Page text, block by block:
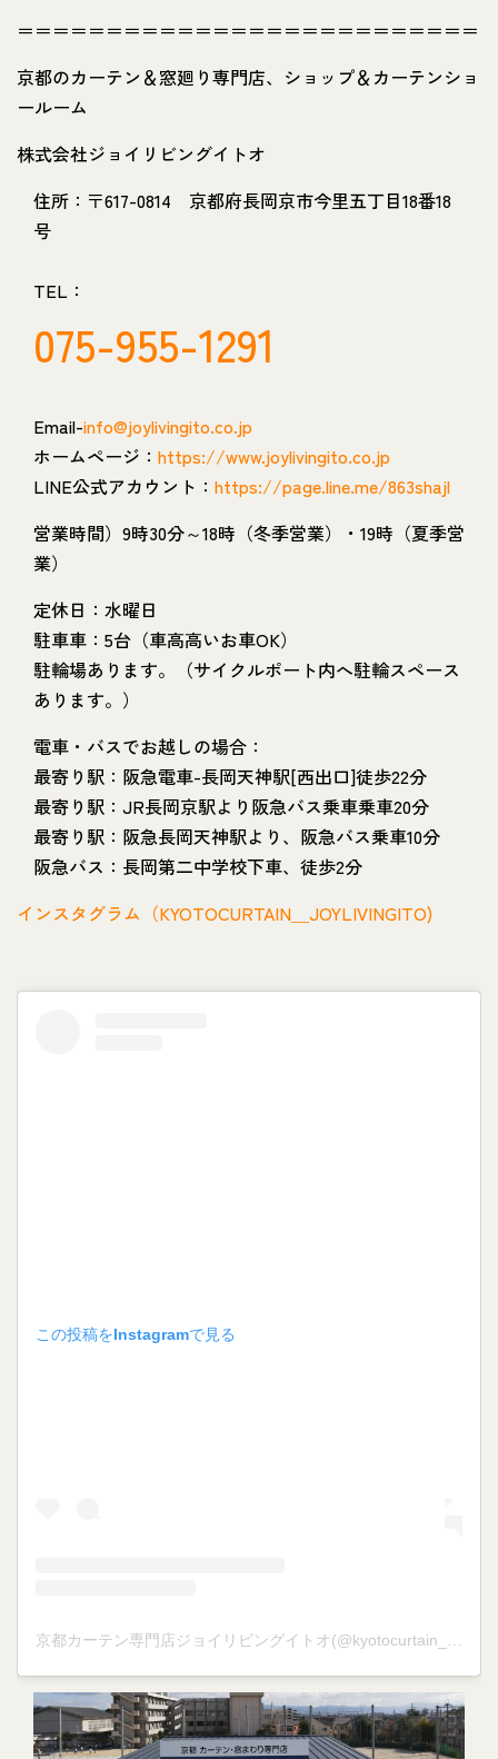
＝＝＝＝＝＝＝＝＝＝＝＝＝＝＝＝＝＝＝＝＝＝＝＝＝＝
京都のカーテン＆窓廻り専門店、ショップ＆カーテンショ
ールーム
株式会社ジョイリビングイトオ
住所：〒617-0814 京都府長岡京市今里五丁目18番18
号
TEL：
075-955-1291
Email-info@joylivingito.co.jp
ホームページ： https://www.joylivingito.co.jp
LINE公式アカウント： https://page.line.me/863shajl
営業時間）9時30分～18時（冬季営業）・19時（夏季営
業）
定休日：水曜日
駐車車：5台（車高高いお車OK）
駐輪場あります。（サイクルポート内へ駐輪スペース
あります。）
電車・バスでお越しの場合：
最寄り駅：阪急電車-長岡天神駅[西出口]徒歩22分
最寄り駅：JR長岡京駅より阪急バス乗車乗車20分
最寄り駅：阪急長岡天神駅より、阪急バス乗車10分
阪急バス：長岡第二中学校下車、徒歩2分
インスタグラム（KYOTOCURTAIN＿JOYLIVINGITO)
この投稿をInstagramで見る